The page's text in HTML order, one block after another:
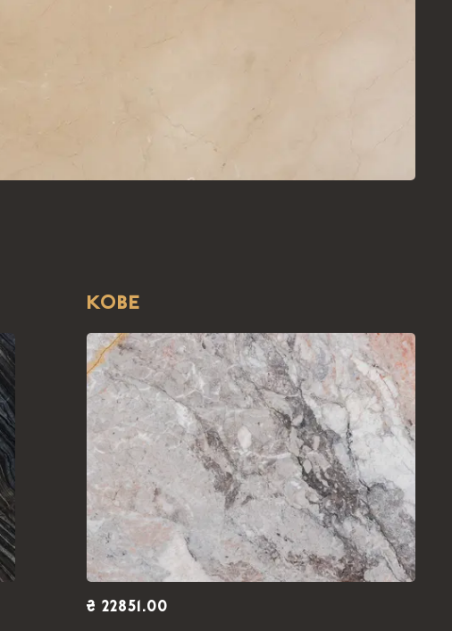
KOBE
₴ 22851.00